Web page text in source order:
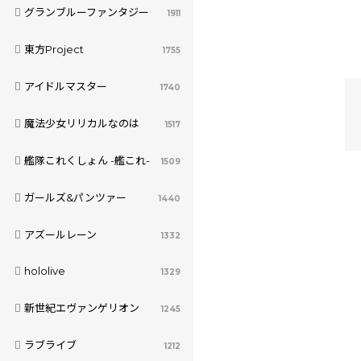
グランブルーファンタジー 1911
東方Project 1755
アイドルマスター 1740
魔法少女リリカルなのは 1517
艦隊これくしょん -艦これ- 1509
ガールズ&パンツァー 1440
アズールレーン 1332
hololive 1329
新世紀エヴァンゲリオン 1245
ラブライブ 1212